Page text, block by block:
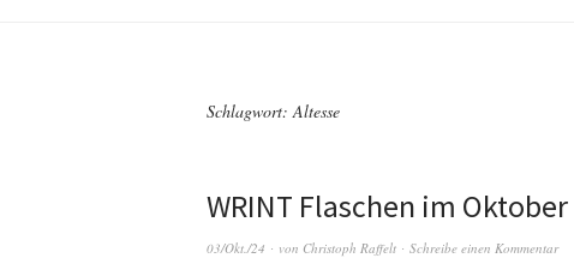
Schlagwort:Altesse
WRINT Flaschen im
03/Okt./24 von Christoph Raffelt Schreibe einen Kommentar